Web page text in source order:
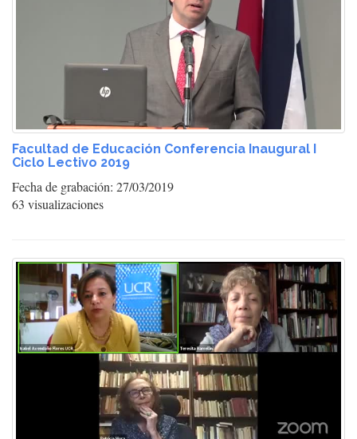
Facultad de Educación Conferencia Inaugural I
Ciclo Lectivo 2019
Fecha de grabación: 27/03/2019
63 visualizaciones